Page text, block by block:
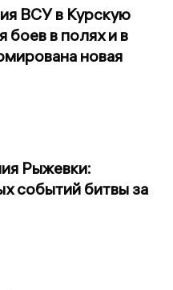
ВСУ в Курскую
боев в полях и в
новая
Рыжевки:
событий битвы за